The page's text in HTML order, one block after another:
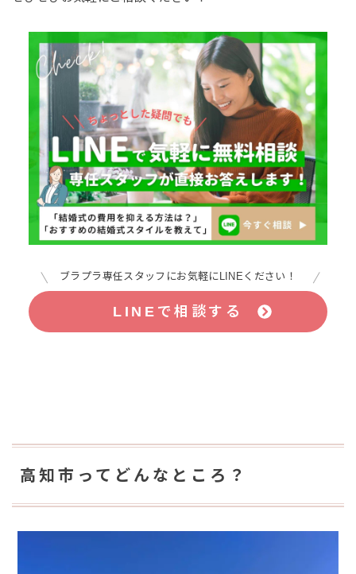
ブラプラ専任スタッフにお気軽にLINEください！
LINEで相談する
高知市ってどんなところ？